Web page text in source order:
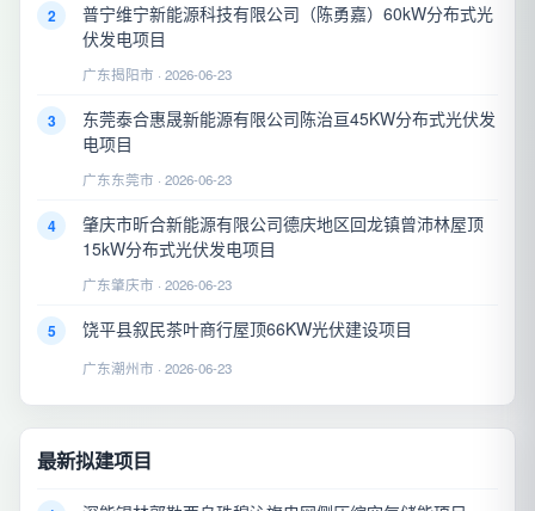
2
普宁维宁新能源科技有限公司（陈勇嘉）60kW分布式光
伏发电项目
广东揭阳市 · 2026-06-23
3
东莞泰合惠晟新能源有限公司陈治亘45KW分布式光伏发
电项目
广东东莞市 · 2026-06-23
4
肇庆市昕合新能源有限公司德庆地区回龙镇曾沛林屋顶
15kW分布式光伏发电项目
广东肇庆市 · 2026-06-23
5 饶平县叙民茶叶商行屋顶66KW光伏建设项目
广东潮州市 · 2026-06-23
最新拟建项目